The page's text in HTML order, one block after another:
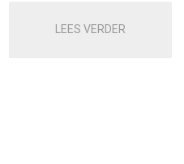
LEES VERDER